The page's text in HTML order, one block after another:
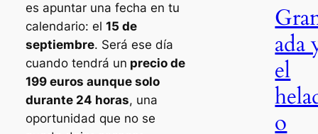
es apuntar una fecha en tu
calendario: el 15 de
septiembre. Será ese día
cuando tendrá un precio de
199 euros aunque solo
durante 24 horas, una
oportunidad que no se
ada
el
o